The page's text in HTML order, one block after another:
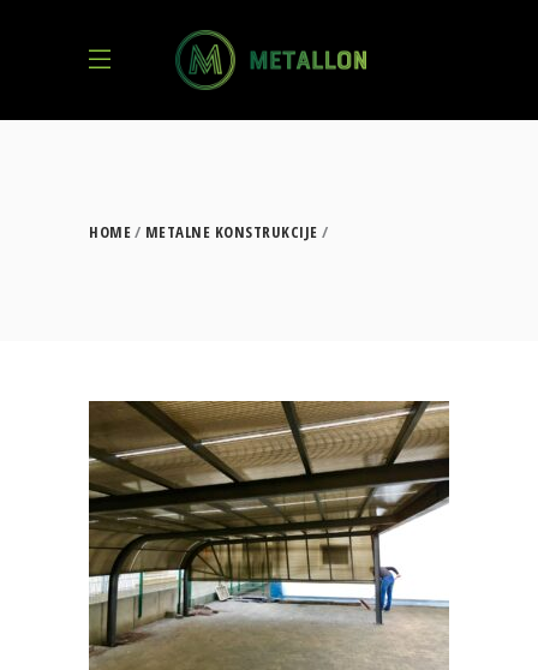
HOME METALNE KONSTRUKCIJE